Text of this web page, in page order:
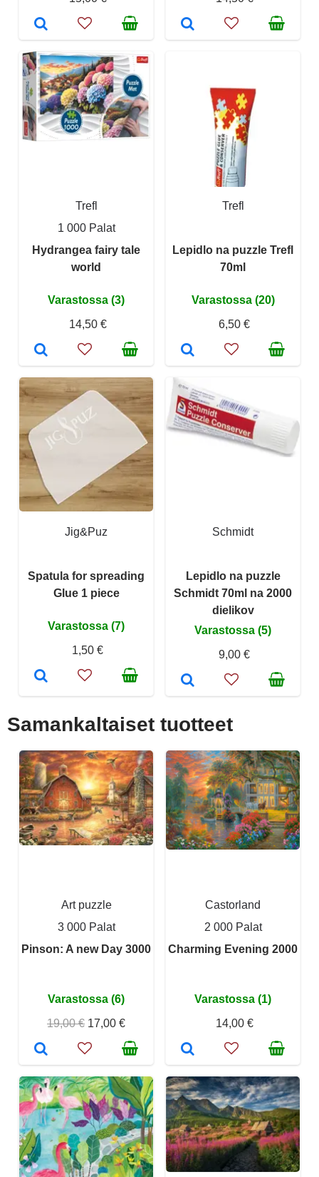
Trefl
1 000 Palat
Hydrangea fairy tale
world
Varastossa (3)
14,50 €
Trefl
Lepidlo na puzzle Trefl
70ml
Varastossa (20)
6,50 €
Jig&Puz
Spatula for spreading
Glue 1 piece
Varastossa (7)
1,50 €
Schmidt
Lepidlo na puzzle
Schmidt 70ml na 2000
dielikov
Varastossa (5)
9,00 €
Samankaltaiset tuotteet
Art puzzle
3 000 Palat
Pinson: A new Day 3000
Varastossa (6)
19,00 € 17,00 €
Castorland
2 000 Palat
Charming Evening 2000
Varastossa (1)
14,00 €